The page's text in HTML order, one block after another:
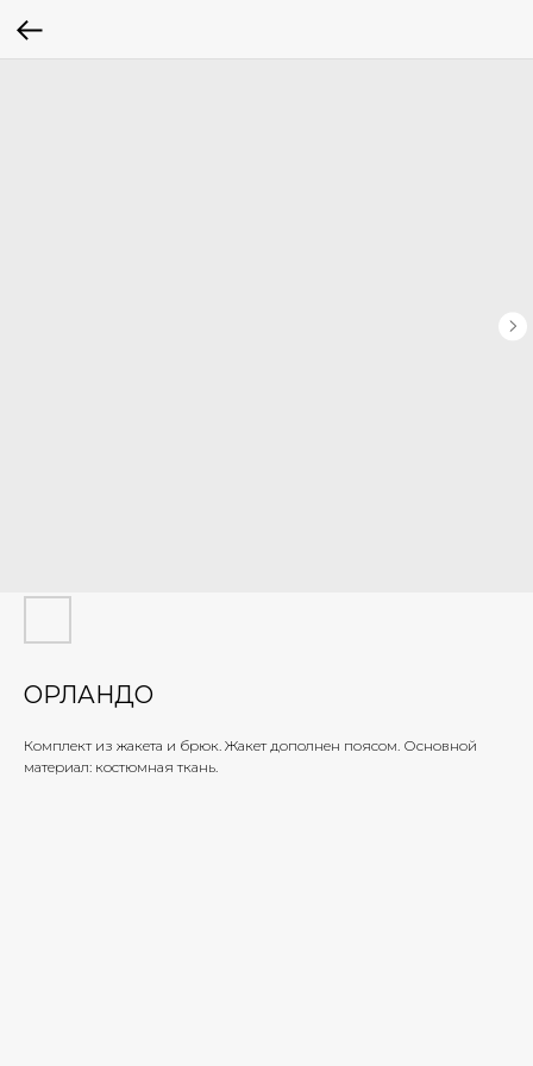
ОРЛАНДО
Комплект из жакета и брюк. Жакет дополнен поясом. Основной
материал: костюмная ткань.